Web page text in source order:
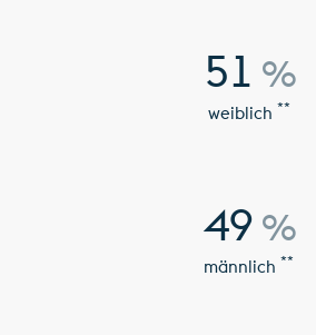
51 %
weiblich **
49 %
männlich **